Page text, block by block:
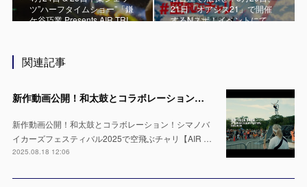
ツ”ハーフタイムショー”「鎌
ケ谷巧業 Presents AIR TRI…
21日「オアシス21」で開催
するNスポ！イベントにて …
関連記事
新作動画公開！和太鼓とコラボレーション！シマノバイカーズフェスティバル2025で空飛ぶチャリ【AIR TRICK SHOW】
新作動画公開！和太鼓とコラボレーション！シマノバ
イカーズフェスティバル2025で空飛ぶチャリ【AIR …
2025.08.18 12:06